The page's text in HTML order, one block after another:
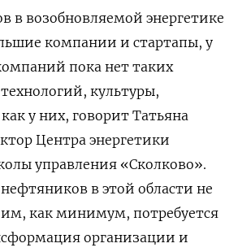
в возобновляемой энергетике
компании и стартапы, у
пока нет таких
культуры,
у них, говорит Татьяна
Центра энергетики
управления «Сколково».
в этой области не
им, как минимум, потребуется
организации и